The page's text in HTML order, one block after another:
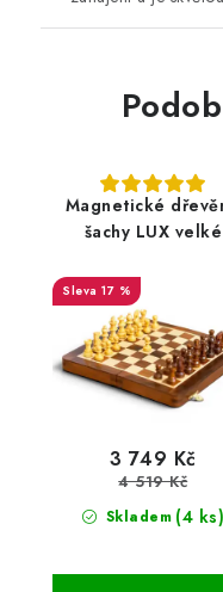
Magnetické
šachy LUX velké
17 %
Skladem (4 ks)
3 749 Kč
4 519 Kč